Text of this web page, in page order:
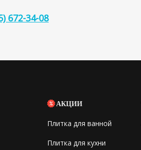
672-34-08
АКЦИИ
Плитка для ванной
Плитка для кухни